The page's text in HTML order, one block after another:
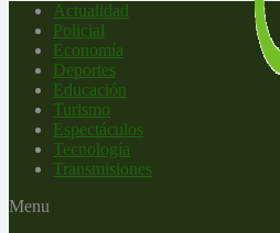
Actualidad
Policial
Economía
Deportes
Educación
Turismo
Espectáculos
Tecnología
Transmisiones
Menu